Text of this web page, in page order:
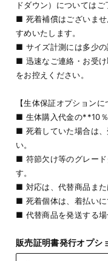
ドダウン）についてはご
■ 死着補償はございま
すめいたします。
■ サイズ計測には多少の
■ 迅速なご連絡・お受け
をお控えください。
【生体保証オプションに
■ 生体購入代金の**10％
■ 死着していた場合は
い。
■ 符節欠け等のグレー
す。
■ 対応は、代替商品また
■ 死着個体は、着払いに
■ 代替商品を発送する場
販売証明書発行オプシ